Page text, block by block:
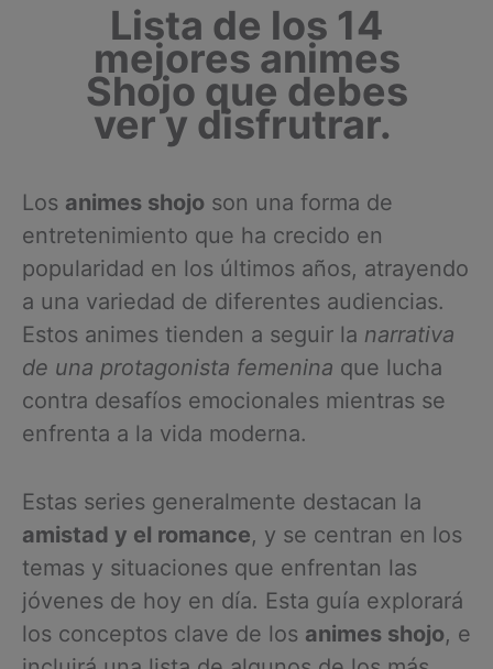
Lista de los 14
mejores animes
Shojo que debes
ver y disfrutrar.
Los animes shojo son una forma de
entretenimiento que ha crecido en
popularidad en los últimos años, atrayendo
a una variedad de diferentes audiencias.
Estos animes tienden a seguir la narrativa
de una protagonista femenina que lucha
contra desafíos emocionales mientras se
enfrenta a la vida moderna.
Estas series generalmente destacan la
amistad y el romance, y se centran en los
temas y situaciones que enfrentan las
jóvenes de hoy en día. Esta guía explorará
los conceptos clave de los animes shojo, e